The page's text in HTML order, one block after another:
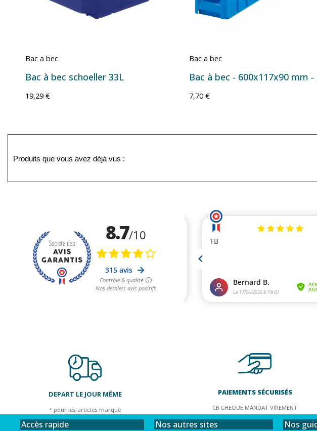
Bac a bec
Bac à bec schoeller 33L
19,29 €
Bac a bec
7,70 €
Produits que vous avez déjà vus :
DEPART LE JOUR MÊME
* pour les articles marqué
PAIEMENTS SÉCURISÉS
CB CHEQUE MANDAT VIREMENT
Accès rapide Nos autres sites Nos